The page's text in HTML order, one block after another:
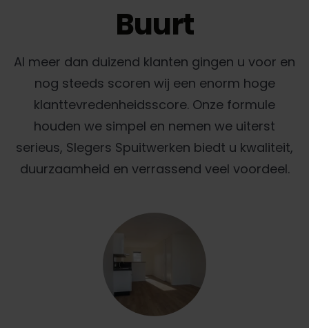
Buurt
Al meer dan duizend klanten gingen u voor en
nog steeds scoren wij een enorm hoge
klanttevredenheidsscore. Onze formule
houden we simpel en nemen we uiterst
serieus, Slegers Spuitwerken biedt u kwaliteit,
duurzaamheid en verrassend veel voordeel.